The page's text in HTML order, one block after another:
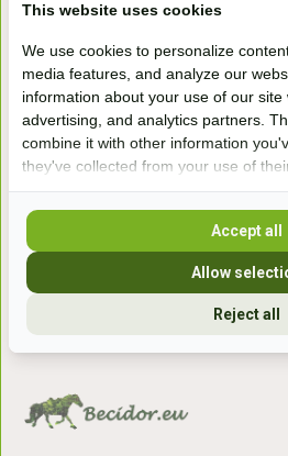
winkel
Handelsweg 6a
7041gx 's-Heerenberg
aan de Duitse grens, aan de A12/A3
+31 (0) 639755891
This website uses cookies
We use cookies to personalize
media features, and analyze our
information about your use of our site
advertising, and analytics partners.
combine it with other information
they've collected from your use of
Reject all
Allow
Accept all